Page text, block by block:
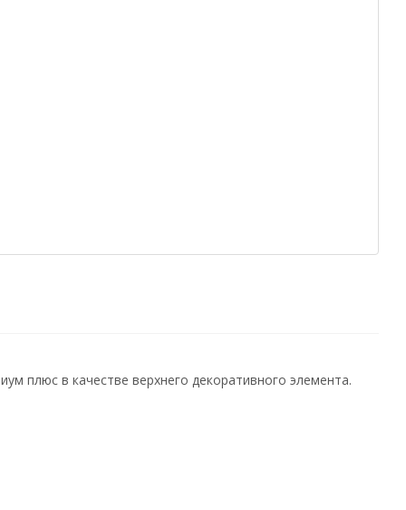
плюс в качестве верхнего декоративного элемента.